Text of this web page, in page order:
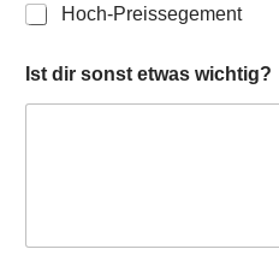
Hoch-Preis­se­ge­ment
Ist dir sonst etwas wich­tig?